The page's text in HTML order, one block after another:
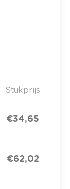
Stukprijs
€ 34,65
€ 62,02